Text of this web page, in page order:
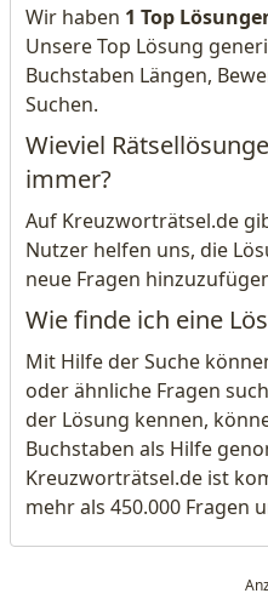
Wir haben 1 Top
Unsere Top Lösung
Buchstaben Längen,
Suchen.
Wieviel
immer?
Auf Kreuzworträtsel.de
Nutzer helfen uns, die
neue Fragen
Wie finde ich eine
Mit Hilfe der Suche
oder ähnliche Fragen
der Lösung kennen,
Buchstaben als Hilfe
Kreuzworträtsel.de ist
mehr als 450.000 Fragen